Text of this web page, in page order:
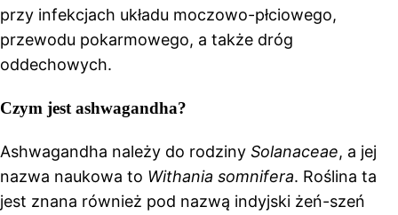
przy infekcjach układu moczowo-płciowego,
przewodu pokarmowego, a także dróg
oddechowych.
Czym jest ashwagandha?
Ashwagandha należy do rodziny Solanaceae, a jej
nazwa naukowa to Withania somnifera. Roślina ta
jest znana również pod nazwą indyjski żeń-szeń